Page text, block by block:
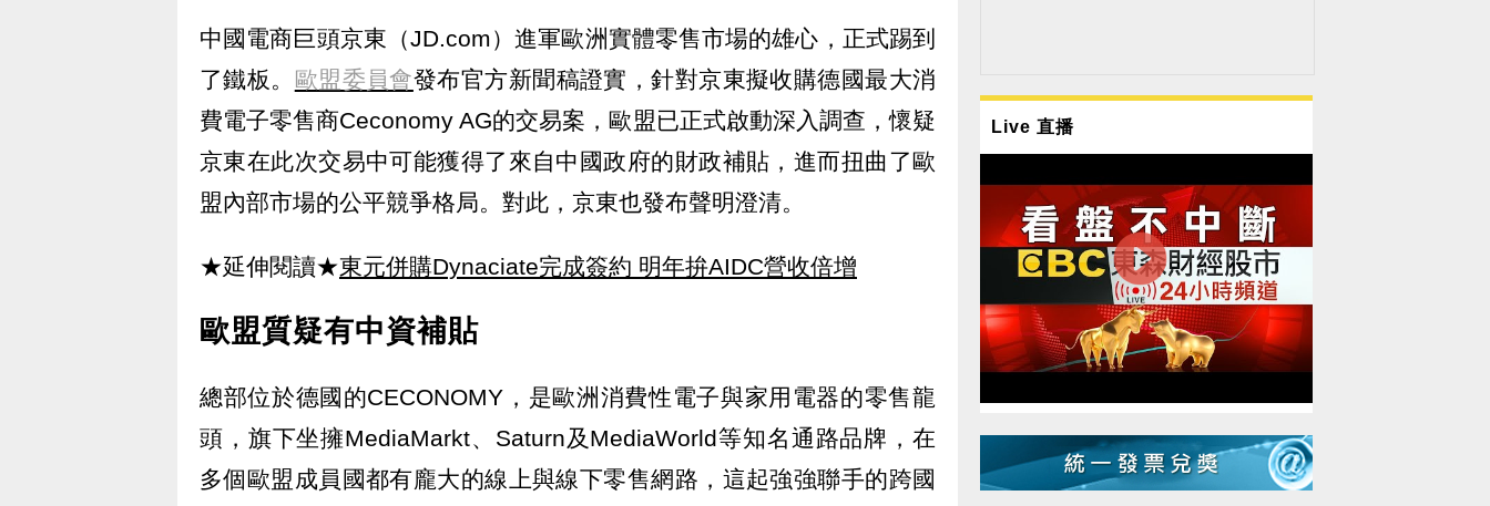
中國電商巨頭京東（JD.com）進軍歐洲實體零售市場的雄心，正式踢到
了鐵板。 歐盟委員會發布官方新聞稿證實，針對京東擬收購德國最大消
費電子零售商Ceconomy AG的交易案，歐盟已正式啟動深入調查，懷疑
京東在此次交易中可能獲得了來自中國政府的財政補貼，進而扭曲了歐
盟內部市場的公平競爭格局。對此，京東也發布聲明澄清。
★延伸閱讀★東元併購Dynaciate完成簽約 明年拚AIDC營收倍增
歐盟質疑有中資補貼
總部位於德國的CECONOMY，是歐洲消費性電子與家用電器的零售龍
頭，旗下坐擁MediaMarkt、Saturn及MediaWorld等知名通路品牌，在
多個歐盟成員國都有龐大的線上與線下零售網路，這起強強聯手的跨國
Live 直播